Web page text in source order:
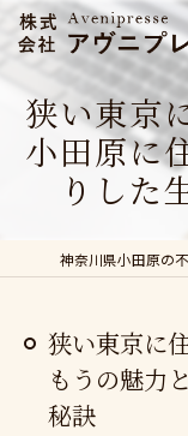
狭い東京
小田原に
りした
狭い東京に
もうの魅力
秘訣